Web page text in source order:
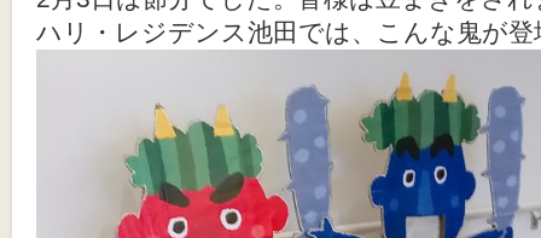
ハリ・レジデンス池田では、こんな鬼が